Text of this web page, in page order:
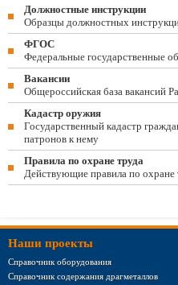
Должностные инструкции
Образцы должностных
ФГОС
Федеральные государственные
Вакансии
Общероссийская база вакансий
Кадастр оружия
Государственный кадастр
патронов к нему
Правила по охране труда
Действующие правила по
Наши проекты
Справочник оборудования
Справочник содержания драгметаллов